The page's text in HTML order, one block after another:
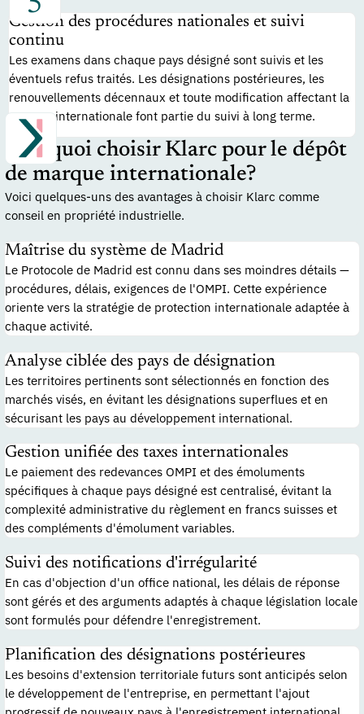
Gestion des procédures nationales et suivi
continu
Les examens dans chaque pays désigné sont suivis et les
éventuels refus traités. Les désignations postérieures, les
renouvellements décennaux et toute modification affectant la
marque internationale font partie du suivi à long terme.
Pourquoi choisir Klarc pour le dépôt
de marque internationale?
Voici quelques-uns des avantages à choisir Klarc comme
conseil en propriété industrielle.
Maîtrise du système de Madrid
Le Protocole de Madrid est connu dans ses moindres détails —
procédures, délais, exigences de l'OMPI. Cette expérience
oriente vers la stratégie de protection internationale adaptée à
chaque activité.
Analyse ciblée des pays de désignation
Les territoires pertinents sont sélectionnés en fonction des
marchés visés, en évitant les désignations superflues et en
sécurisant les pays au développement international.
Gestion unifiée des taxes internationales
Le paiement des redevances OMPI et des émoluments
spécifiques à chaque pays désigné est centralisé, évitant la
complexité administrative du règlement en francs suisses et
des compléments d'émolument variables.
Suivi des notifications d'irrégularité
En cas d'objection d'un office national, les délais de réponse
sont gérés et des arguments adaptés à chaque législation locale
sont formulés pour défendre l'enregistrement.
Planification des désignations postérieures
Les besoins d'extension territoriale futurs sont anticipés selon
le développement de l'entreprise, en permettant l'ajout